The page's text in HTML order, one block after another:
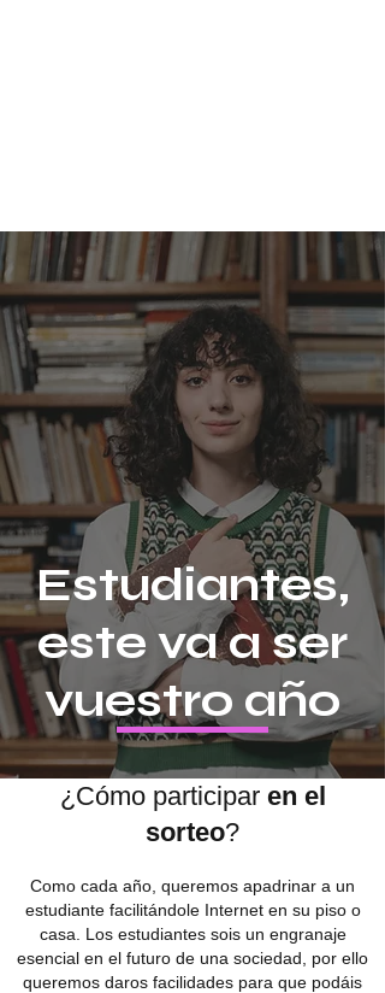
Estudiantes,
este va a ser
vuestro año
¿Cómo participar en el
sorteo?
Como cada año, queremos apadrinar a un
estudiante facilitándole Internet en su piso o
casa. Los estudiantes sois un engranaje
esencial en el futuro de una sociedad, por ello
queremos daros facilidades para que podáis